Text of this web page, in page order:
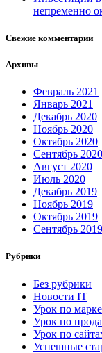
непременно
Свежие комментарии
Архивы
Февраль 2021
Январь 2021
Декабрь 2020
Ноябрь 2020
Октябрь 2020
Сентябрь 2020
Август 2020
Июль 2020
Декабрь 2019
Ноябрь 2019
Октябрь 2019
Сентябрь 2019
Рубрики
Без рубрики
Новости IT
Урок по
Урок по
Урок по
Успешные